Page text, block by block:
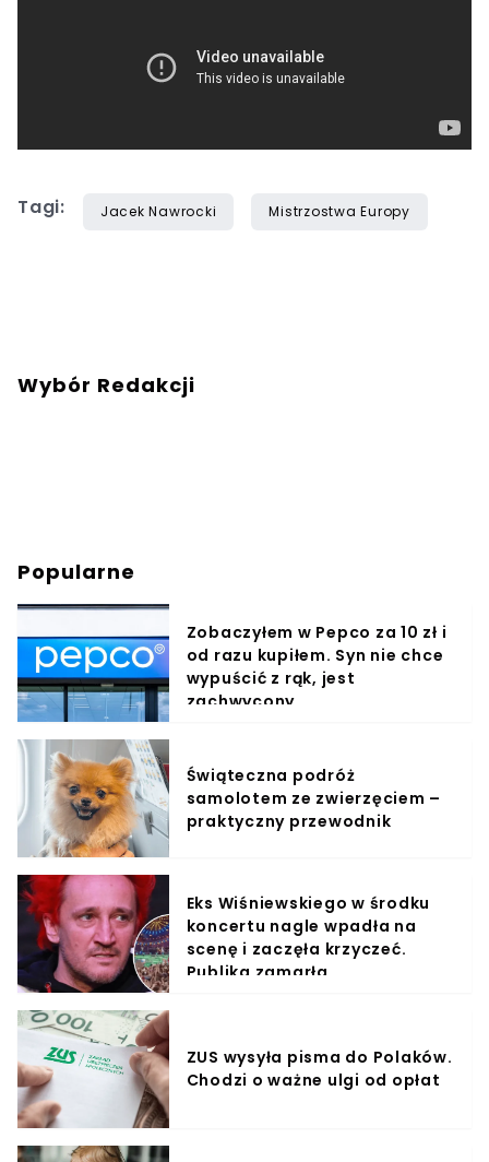
Tagi: Jacek Nawrocki Mistrzostwa Europy
Wybór Redakcji
Popularne
Zobaczyłem w Pepco za 10 zł i
od razu kupiłem. Syn nie chce
wypuścić z rąk, jest
zachwycony
Świąteczna podróż
samolotem ze zwierzęciem –
praktyczny przewodnik
Eks Wiśniewskiego w środku
koncertu nagle wpadła na
scenę i zaczęła krzyczeć.
Publika zamarła
ZUS wysyła pisma do Polaków.
Chodzi o ważne ulgi od opłat